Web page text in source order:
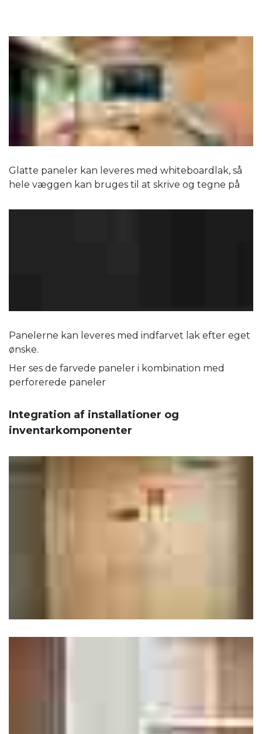
Glatte paneler kan leveres med whiteboardlak, så
hele væggen kan bruges til at skrive og tegne på
Panelerne kan leveres med indfarvet lak efter eget
ønske.
Her ses de farvede paneler i kombination med
perforerede paneler
Integration af installationer og
inventarkomponenter